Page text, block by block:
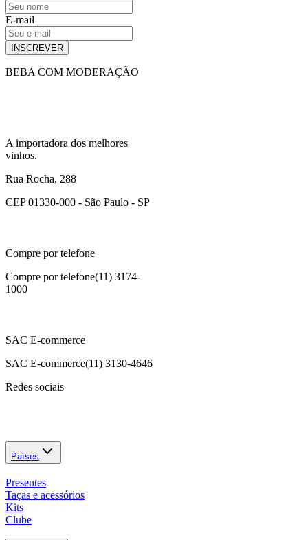
E-mail
INSCREVER
BEBA COM MODERAÇÃO
A importadora dos melhores
vinhos.
Rua Rocha, 288
CEP 01330-000 - São Paulo - SP
Compre por telefone
Compre por telefone(11) 3174-
1000
SAC E-commerce
SAC E-commerce(11) 3130-4646
Redes sociais
Países
Presentes
Taças e acessórios
Kits
Clube